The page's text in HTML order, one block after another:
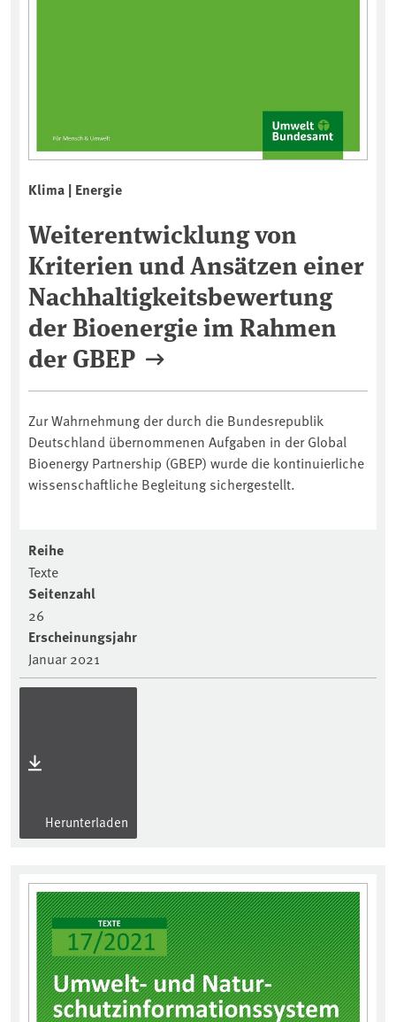
Klima | Energie
Weiterentwicklung von
Kriterien und Ansätzen einer
Nachhaltigkeitsbewertung
der Bioenergie im Rahmen
der GBEP
Zur Wahrnehmung der durch die Bundesrepublik
Deutschland übernommenen Aufgaben in der Global
Bioenergy Partnership (GBEP) wurde die kontinuierliche
wissenschaftliche Begleitung sichergestellt.
Reihe
Texte
Seitenzahl
26
Erscheinungsjahr
Januar 2021
Herunterladen